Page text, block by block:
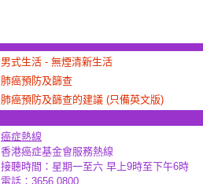
男式生活 - 無煙清新生活
肺癌預防及篩查
肺癌預防及篩查的建議 (只備英文版)
癌症熱線
香港癌症基金會服務熱線
接聽時間：星期一至六 早上9時至下午6時
電話：3656 0800